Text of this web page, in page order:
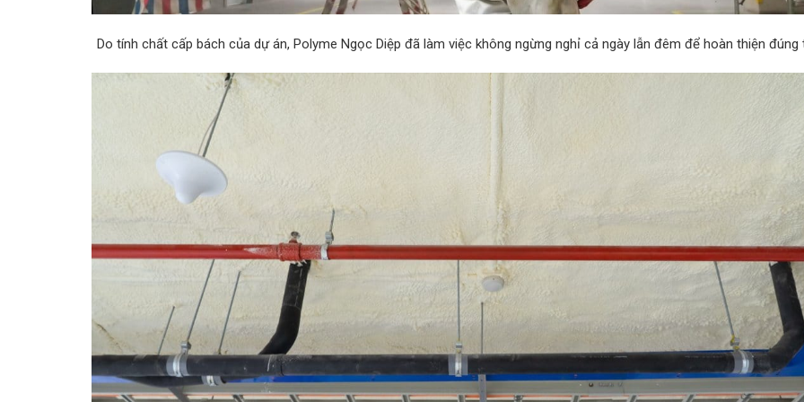
Do tính chất cấp bách của dự án, Polyme Ngọc Diệp đã làm việc không ngừng nghỉ cả ngày lẫn đêm để hoàn thiện đúng